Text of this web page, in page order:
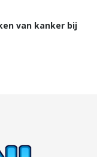
van kanker bij